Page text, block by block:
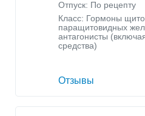
Отпуск: По рецепту
Класс: Гормоны
паращитовидных
антагонисты
средства)
Отзывы